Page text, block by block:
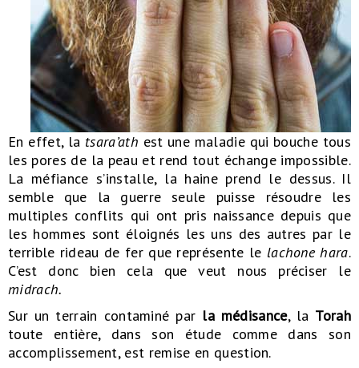
En effet, la tsara’ath est une maladie qui bouche tous
les pores de la peau et rend tout échange impossible.
La méfiance s’installe, la haine prend le dessus. Il
semble que la guerre seule puisse résoudre les
multiples conflits qui ont pris naissance depuis que
les hommes sont éloignés les uns des autres par le
terrible rideau de fer que représente le lachone hara.
C’est donc bien cela que veut nous préciser le
midrach.
Sur un terrain contaminé par la médisance, la Torah
toute entière, dans son étude comme dans son
accomplissement, est remise en question.